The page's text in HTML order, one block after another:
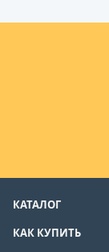
КАТАЛОГ
КАК КУПИТЬ